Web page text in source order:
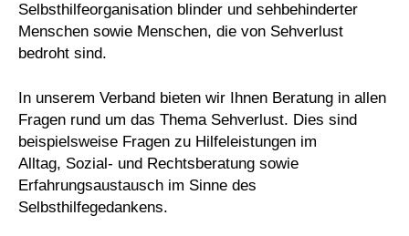
Selbsthilfeorganisation blinder und sehbehinderter
Menschen sowie Menschen, die von Sehverlust
bedroht sind.
In unserem Verband bieten wir Ihnen Beratung in allen
Fragen rund um das Thema Sehverlust. Dies sind
beispielsweise Fragen zu Hilfeleistungen im
Alltag, Sozial- und Rechtsberatung sowie
Erfahrungsaustausch im Sinne des
Selbsthilfegedankens.